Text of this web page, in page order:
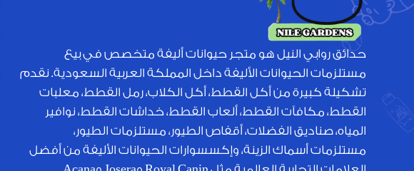
حدائق روابي النيل هو متجر حيوانات أليفة متخصص في بيع
مستلزمات الحيوانات الأليفة داخل المملكة العربية السعودية. نقدم
تشكيلة كبيرة من أكل القطط، أكل الكلاب، رمل القطط، معلبات
القطط، مكافآت القطط، ألعاب القطط، خداشات القطط، نوافير
المياه، صناديق الفضلات، أقفاص الطيور، مستلزمات الطيور،
مستلزمات أسماك الزينة، وإكسسوارات الحيوانات الأليفة من أفضل